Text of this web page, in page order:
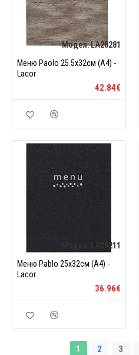
Модел:LA28281
Меню Paolo 25.5x32см (A4) -
Lacor
42.84€
Модел:
LA28211
Меню Pablo 25x32см (A4) -
Lacor
36.96€
1 2 3